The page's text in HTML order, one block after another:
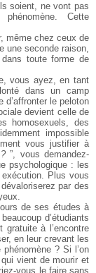
soient, ne vont pas
Cette
même chez ceux de
une seconde raison,
touteforme de
vous ayez, en tant
dans un camp
d’affronter le peloton
devient celle de
homosexuels, des
impossible
vous justifier à
”, vous demandez-
psychologique : les
Plus vous
dévaloriserez par des
de ses études à
d’étudiants
gratuite àl’encontre
en leur crevant les
? Si l’on
qui vient de mourir et
vous le faire sans